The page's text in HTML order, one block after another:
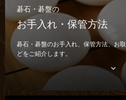
碁石・碁盤の
お手入れ・保管方法
碁石・碁盤のお手入れ、保管方法、お
どをご紹介します。
